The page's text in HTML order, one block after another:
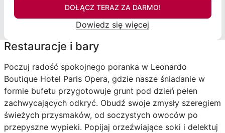
DOŁĄCZ TERAZ ZA DARMO!
Dowiedz się więcej
Restauracje i bary
Poczuj radość spokojnego poranka w Leonardo
Boutique Hotel Paris Opera, gdzie nasze śniadanie w
formie bufetu przygotowuje grunt pod dzień pełen
zachwycających odkryć. Obudź swoje zmysły szeregiem
świeżych przysmaków, od soczystych owoców po
przepyszne wypieki. Popijaj orzeźwiające soki i delektuj